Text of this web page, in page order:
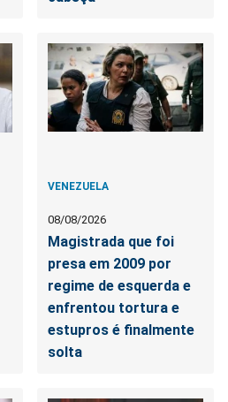
VENEZUELA
08/08/2026
Magistrada que foi
presa em 2009 por
regime de esquerda e
enfrentou tortura e
estupros é finalmente
solta